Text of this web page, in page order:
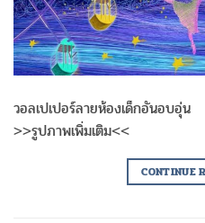
วอลเปเปอร์ลายห้
>>รูปภาพเพิ่มเติม<<
CONTINUE